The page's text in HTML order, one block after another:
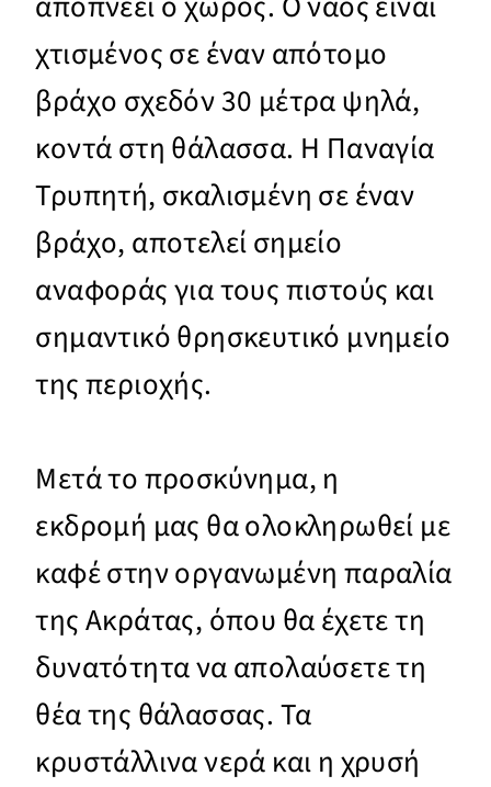
χτισμένος σε έναν απότομο
βράχο σχεδόν 30 μέτρα ψηλά,
κοντά στη θάλασσα. Η Παναγία
Τρυπητή, σκαλισμένη σε έναν
βράχο, αποτελεί σημείο
αναφοράς για τους πιστούς και
σημαντικό θρησκευτικό μνημείο
της περιοχής.
Μετά το προσκύνημα, η
εκδρομή μας θα ολοκληρωθεί με
καφέ στην οργανωμένη παραλία
της Ακράτας, όπου θα έχετε τη
δυνατότητα να απολαύσετε τη
θέα της θάλασσας. Τα
κρυστάλλινα νερά και η χρυσή